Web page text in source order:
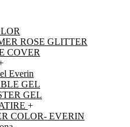
ROSE GLITTER
COVER
Everin
GEL
GEL
+
COLOR- EVERIN